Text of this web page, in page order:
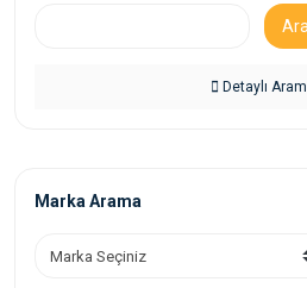
Ara
Detaylı
Marka Arama